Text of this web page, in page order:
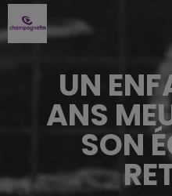
UN
ANS
SON